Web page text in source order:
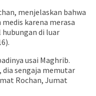
menjelaskan bahwa
karena merasa
di luar
usai Maghrib.
sengaja memutar
Rochan, Jumat